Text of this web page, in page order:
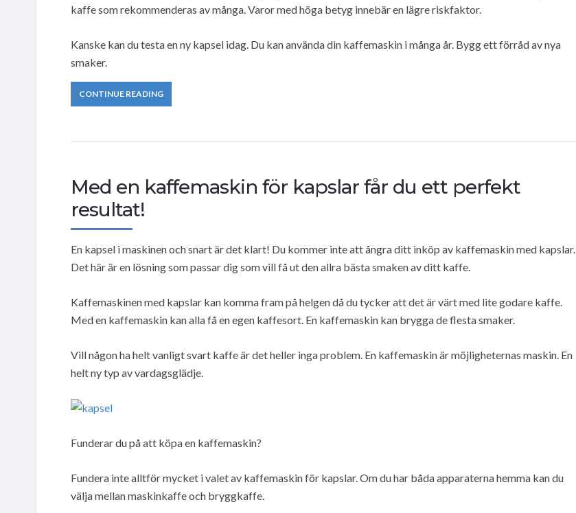
kaffe som rekommenderas av många. Varor med höga betyg innebär en lägre riskfaktor.
Kanske kan du testa en ny kapsel idag. Du kan använda din kaffemaskin i många år. Bygg ett förråd av nya
smaker.
CONTINUE READING
Med en kaffemaskin för kapslar får du ett perfekt
resultat!
En kapsel i maskinen och snart är det klart! Du kommer inte att ångra ditt inköp av kaffemaskin med kapslar.
Det här är en lösning som passar dig som vill få ut den allra bästa smaken av ditt kaffe.
Kaffemaskinen med kapslar kan komma fram på helgen då du tycker att det är värt med lite godare kaffe.
Med en kaffemaskin kan alla få en egen kaffesort. En kaffemaskin kan brygga de flesta smaker.
Vill någon ha helt vanligt svart kaffe är det heller inga problem. En kaffemaskin är möjligheternas maskin. En
helt ny typ av vardagsglädje.
Funderar du på att köpa en kaffemaskin?
Fundera inte alltför mycket i valet av kaffemaskin för kapslar. Om du har båda apparaterna hemma kan du
välja mellan maskinkaffe och bryggkaffe.